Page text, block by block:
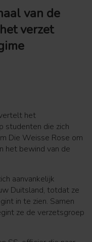
van de
verzet
het
studenten die zich
Die Weisse Rose om
het bewind van de
aanvankelijk
Duitsland, totdat ze
in te zien. Samen
ze de verzetsgroep